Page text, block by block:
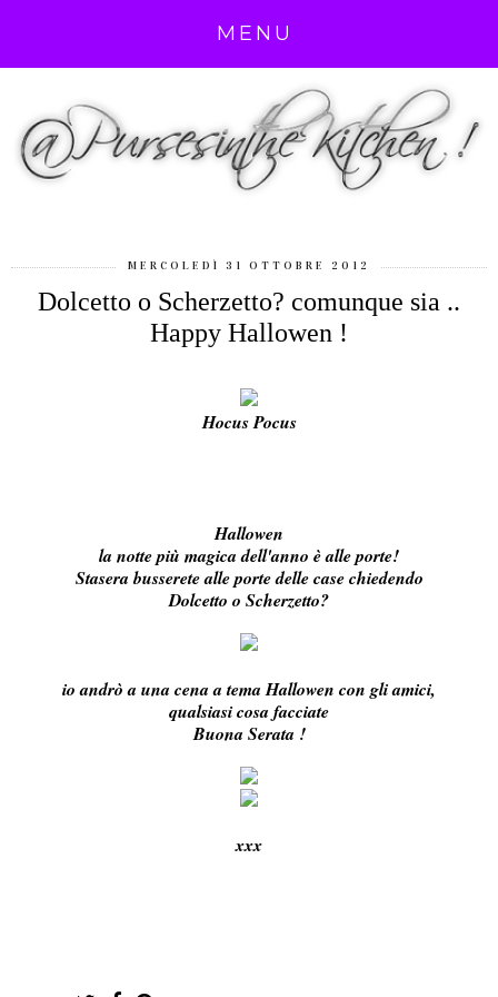
MENU
MERCOLEDÌ 31 OTTOBRE 2012
Dolcetto o Scherzetto? comunque sia ..
Happy Hallowen !
Hocus Pocus
Hallowen
la notte più magica dell'anno è alle porte!
Stasera busserete alle porte delle case chiedendo
Dolcetto o Scherzetto?
io andrò a una cena a tema Hallowen con gli amici,
qualsiasi cosa facciate
Buona Serata !
xxx